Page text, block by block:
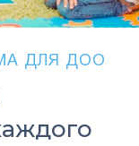
ДЛЯ ДОО